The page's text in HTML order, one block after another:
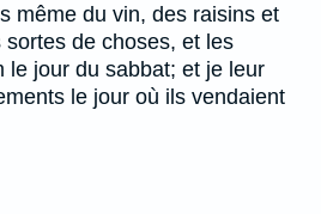
même du vin, des raisins et
de choses, et les
le jour du sabbat; et je leur
le jour où ils vendaient